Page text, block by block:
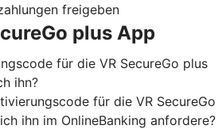
freigeben
plus App
für die VR SecureGo plus
ihn?
für die VR SecureGo
ihn im OnlineBanking anfordere?